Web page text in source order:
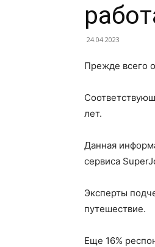
24.04.2023
Прежде всего
лет.
Данная
сервиса
Эксперты
путешествие.
Еще 16%